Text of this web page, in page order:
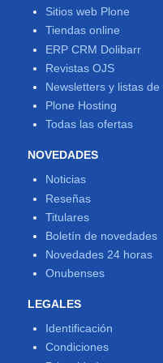
Sitios web Plone
Tiendas online
ERP CRM Dolibarr
Revistas OJS
Newsletters y listas
Plone Hosting
Todas las ofertas
NOVEDADES
Noticias
Reseñas
Titulares
Boletín de novedades
Novedades 24 horas
Onubenses
LEGALES
Identificación
Condiciones